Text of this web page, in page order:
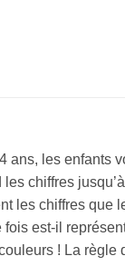
les enfants
chiffres
les chiffres que
est-il
! La